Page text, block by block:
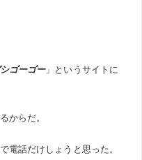
ゴーゴー」というサイトに
からだ。
電話だけしょうと思った。